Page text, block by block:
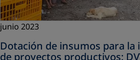
junio 2023
Dotación de insumos para
de proyectos productivos: